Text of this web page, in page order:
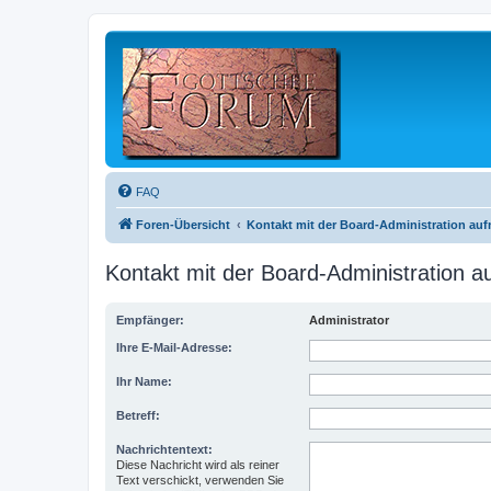
FAQ
Foren-Übersicht Kontakt mit der Board-Administration
Kontakt mit der Board-Administration
Empfänger: Administrator
Ihre E-Mail-Adresse:
Ihr Name:
Betreff:
Nachrichtentext:
Diese Nachricht wird als reiner
Text verschickt, verwenden Sie